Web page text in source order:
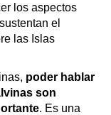
urgencia
los aspectos
el
las Islas
poder hablar
son
. Es una